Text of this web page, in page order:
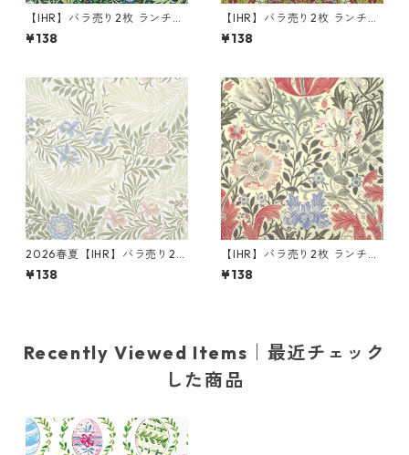
【IHR】バラ売り2枚 ランチサ
イズ ペーパーナプキン SEAW
EED グリーン V&A ウィリア
¥138
【IHR】バラ売り2枚 ランチサ
イズ ペーパーナプキン STRA
WBERRY THIEF レッド V&A
¥138
2026春夏【IHR】バラ売り2枚
ランチサイズ ペーパーナプキ
ン LARKSPUR BLUE グリーン
¥138
【IHR】バラ売り2枚 ランチサ
イズ ペーパーナプキン COMP
TON クリーム V&A ウィリア
¥138
Recently Viewed Items｜最近チェック
した商品